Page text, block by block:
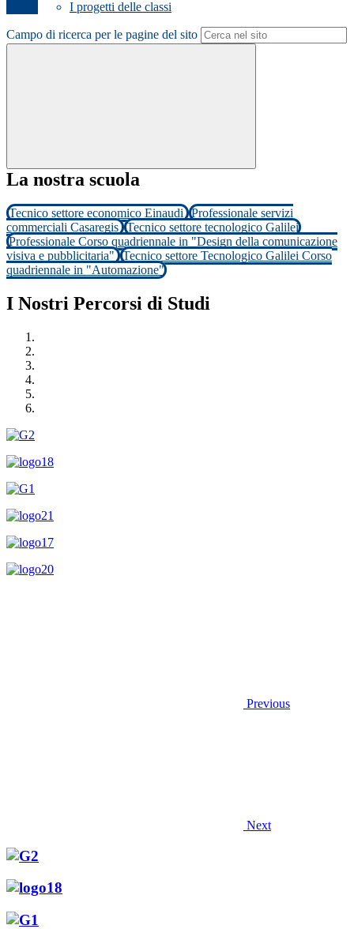
I progetti delle classi
Campo di ricerca per le pagine del sito
La nostra scuola
Tecnico settore economico Einaudi Professionale servizi
commerciali Casaregis Tecnico settore tecnologico Galilei
Professionale Corso quadriennale in "Design della comunicazione
visiva e pubblicitaria" Tecnico settore Tecnologico Galilei Corso
quadriennale in "Automazione"
I Nostri Percorsi di Studi
Previous
Next